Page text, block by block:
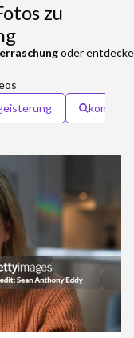
zu
oder
konfetti